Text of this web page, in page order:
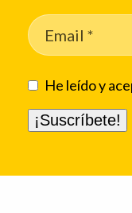
He leído y